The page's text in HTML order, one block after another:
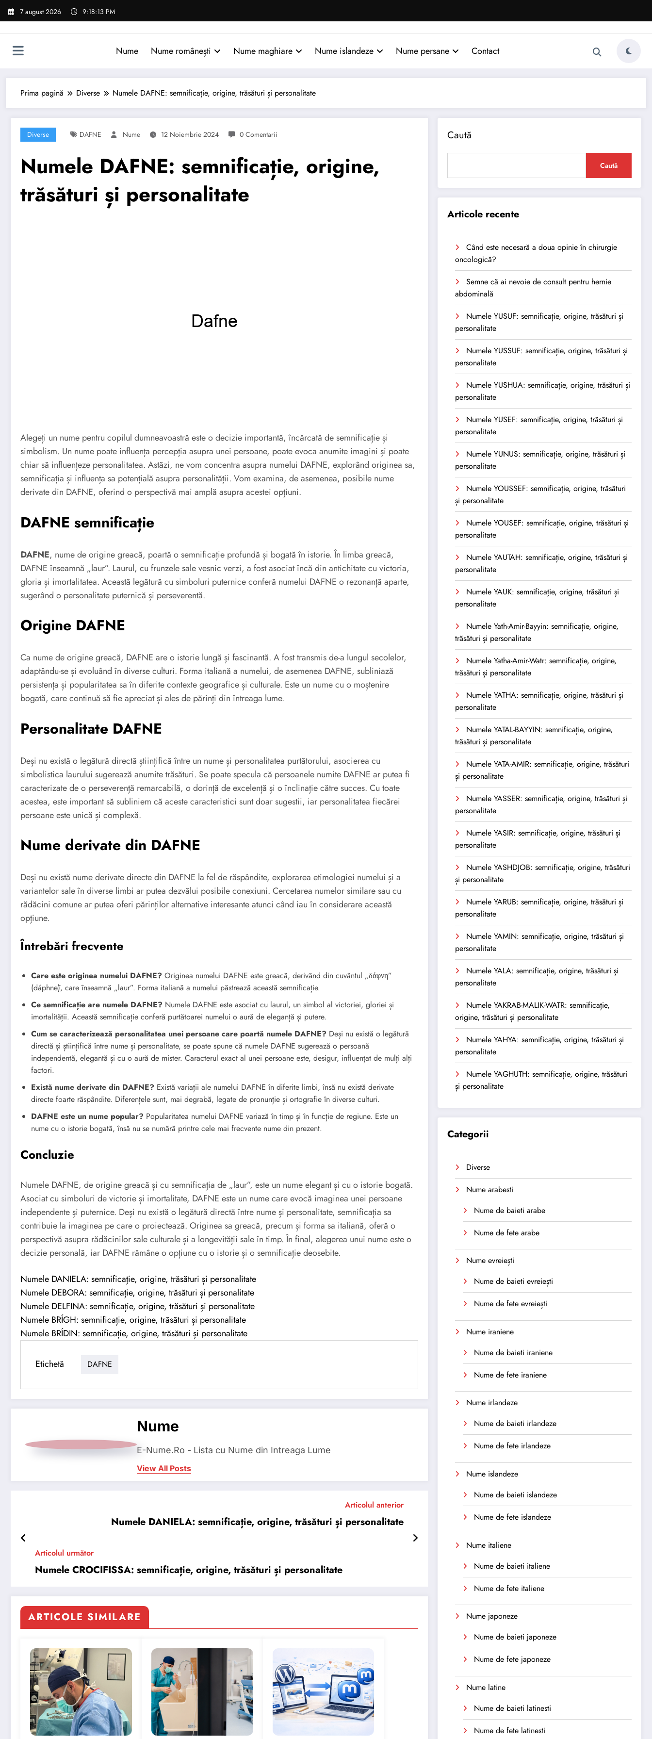
Sari
7 august 2026 9:18:14 PM
Nume Nume românești Nume maghiare Nume islandeze Nume persane Contact
Prima pagină Diverse Numele DAFNE: semnificație, origine, trăsături și personalitate
Diverse DAFNE Nume 12 Noiembrie 2024 0 Comentarii
Numele DAFNE: semnificație, origine,
trăsături și personalitate
Alegeți un nume pentru copilul dumneavoastră este o decizie importantă, încărcată de semnificație și
simbolism. Un nume poate influența percepția asupra unei persoane, poate evoca anumite imagini și poate
chiar să influențeze personalitatea. Astăzi, ne vom concentra asupra numelui DAFNE, explorând originea sa,
semnificația și influența sa potențială asupra personalității. Vom examina, de asemenea, posibile nume
derivate din DAFNE, oferind o perspectivă mai amplă asupra acestei opțiuni.
DAFNE semnificație
DAFNE, nume de origine greacă, poartă o semnificație profundă și bogată în istorie. În limba greacă,
DAFNE înseamnă „laur”. Laurul, cu frunzele sale vesnic verzi, a fost asociat încă din antichitate cu victoria,
gloria și imortalitatea. Această legătură cu simboluri puternice conferă numelui DAFNE o rezonanță aparte,
sugerând o personalitate puternică și perseverentă.
Origine DAFNE
Ca nume de origine greacă, DAFNE are o istorie lungă și fascinantă. A fost transmis de-a lungul secolelor,
adaptându-se și evoluând în diverse culturi. Forma italiană a numelui, de asemenea DAFNE, subliniază
persistența și popularitatea sa în diferite contexte geografice și culturale. Este un nume cu o moștenire
bogată, care continuă să fie apreciat și ales de părinți din întreaga lume.
Personalitate DAFNE
Deși nu există o legătură directă științifică între un nume și personalitatea purtătorului, asocierea cu
simbolistica laurului sugerează anumite trăsături. Se poate specula că persoanele numite DAFNE ar putea fi
caracterizate de o perseverență remarcabilă, o dorință de excelență și o înclinație către succes. Cu toate
acestea, este important să subliniem că aceste caracteristici sunt doar sugestii, iar personalitatea fiecărei
persoane este unică și complexă.
Nume derivate din DAFNE
Deși nu există nume derivate directe din DAFNE la fel de răspândite, explorarea etimologiei numelui și a
variantelor sale în diverse limbi ar putea dezvălui posibile conexiuni. Cercetarea numelor similare sau cu
rădăcini comune ar putea oferi părinților alternative interesante atunci când iau în considerare această
opțiune.
Întrebări frecvente
Care este originea numelui DAFNE? Originea numelui DAFNE este greacă, derivând din cuvântul „δάφνη”
(dáphnē), care înseamnă „laur”. Forma italiană a numelui păstrează această semnificație.
Ce semnificație are numele DAFNE? Numele DAFNE este asociat cu laurul, un simbol al victoriei, gloriei și
imortalității. Această semnificație conferă purtătoarei numelui o aură de eleganță și putere.
Cum se caracterizează personalitatea unei persoane care poartă numele DAFNE? Deși nu există o legătură
directă și științifică între nume și personalitate, se poate spune că numele DAFNE sugerează o persoană
independentă, elegantă și cu o aură de mister. Caracterul exact al unei persoane este, desigur, influențat de mulți alți
factori.
Există nume derivate din DAFNE? Există variații ale numelui DAFNE în diferite limbi, însă nu există derivate
directe foarte răspândite. Diferențele sunt, mai degrabă, legate de pronunție și ortografie în diverse culturi.
DAFNE este un nume popular? Popularitatea numelui DAFNE variază în timp și în funcție de regiune. Este un
nume cu o istorie bogată, însă nu se numără printre cele mai frecvente nume din prezent.
Concluzie
Numele DAFNE, de origine greacă și cu semnificația de „laur”, este un nume elegant și cu o istorie bogată.
Asociat cu simboluri de victorie și imortalitate, DAFNE este un nume care evocă imaginea unei persoane
independente și puternice. Deși nu există o legătură directă între nume și personalitate, semnificația sa
contribuie la imaginea pe care o proiectează. Originea sa greacă, precum și forma sa italiană, oferă o
perspectivă asupra rădăcinilor sale culturale și a longevității sale în timp. În final, alegerea unui nume este o
decizie personală, iar DAFNE rămâne o opțiune cu o istorie și o semnificație deosebite.
Numele DANIELA: semnificație, origine, trăsături și personalitate
Numele DEBORA: semnificație, origine, trăsături și personalitate
Numele DELFINA: semnificație, origine, trăsături și personalitate
Numele BRÍGH: semnificație, origine, trăsături și personalitate
Numele BRÍDIN: semnificație, origine, trăsături și personalitate
Etichetă DAFNE
Nume
E-Nume.Ro - Lista cu Nume din Intreaga Lume
View All Posts
Articolul anterior
Numele DANIELA: semnificație, origine, trăsături și personalitate
Articolul următor
Numele CROCIFISSA: semnificație, origine, trăsături și personalitate
ARTICOLE SIMILARE
Caută
Caută
Articole recente
Când este necesară a doua opinie în chirurgie
oncologică?
Semne că ai nevoie de consult pentru hernie
abdominală
Numele YUSUF: semnificație, origine, trăsături și
personalitate
Numele YUSSUF: semnificație, origine, trăsături și
personalitate
Numele YUSHUA: semnificație, origine, trăsături și
personalitate
Numele YUSEF: semnificație, origine, trăsături și
personalitate
Numele YUNUS: semnificație, origine, trăsături și
personalitate
Numele YOUSSEF: semnificație, origine, trăsături
și personalitate
Numele YOUSEF: semnificație, origine, trăsături și
personalitate
Numele YAUTAH: semnificație, origine, trăsături și
personalitate
Numele YAUK: semnificație, origine, trăsături și
personalitate
Numele Yath-Amir-Bayyin: semnificație, origine,
trăsături și personalitate
Numele Yatha-Amir-Watr: semnificație, origine,
trăsături și personalitate
Numele YATHA: semnificație, origine, trăsături și
personalitate
Numele YATAL-BAYYIN: semnificație, origine,
trăsături și personalitate
Numele YATA-AMIR: semnificație, origine, trăsături
și personalitate
Numele YASSER: semnificație, origine, trăsături și
personalitate
Numele YASIR: semnificație, origine, trăsături și
personalitate
Numele YASHDJOB: semnificație, origine, trăsături
și personalitate
Numele YARUB: semnificație, origine, trăsături și
personalitate
Numele YAMIN: semnificație, origine, trăsături și
personalitate
Numele YALA: semnificație, origine, trăsături și
personalitate
Numele YAKRAB-MALIK-WATR: semnificație,
origine, trăsături și personalitate
Numele YAHYA: semnificație, origine, trăsături și
personalitate
Numele YAGHUTH: semnificație, origine, trăsături
și personalitate
Categorii
Diverse
Nume arabesti
Nume de baieti arabe
Nume de fete arabe
Nume evreiești
Nume de baieti evreiești
Nume de fete evreiești
Nume iraniene
Nume de baieti iraniene
Nume de fete iraniene
Nume irlandeze
Nume de baieti irlandeze
Nume de fete irlandeze
Nume islandeze
Nume de baieti islandeze
Nume de fete islandeze
Nume italiene
Nume de baieti italiene
Nume de fete italiene
Nume japoneze
Nume de baieti japoneze
Nume de fete japoneze
Nume latine
Nume de baieti latinesti
Nume de fete latinesti